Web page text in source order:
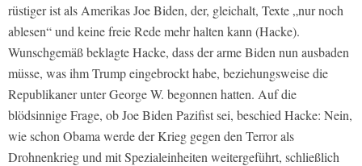
rüstiger ist als Amerikas Joe Biden, der, gleichalt, Texte „nur noch
ablesen“ und keine freie Rede mehr halten kann (Hacke).
Wunschgemäß beklagte Hacke, dass der arme Biden nun ausbaden
müsse, was ihm Trump eingebrockt habe, beziehungsweise die
Republikaner unter George W. begonnen hatten. Auf die
blödsinnige Frage, ob Joe Biden Pazifist sei, beschied Hacke: Nein,
wie schon Obama werde der Krieg gegen den Terror als
Drohnenkrieg und mit Spezialeinheiten weitergeführt, schließlich